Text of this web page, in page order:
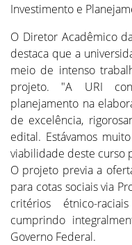
Investimento e
O Diretor Acadêmico
destaca que a
meio de intenso
projeto. "A URI
planejamento na
de excelência,
edital. Estávamos
viabilidade deste curso
O projeto previa a
para cotas sociais via
critérios étnico-
cumprindo
Governo Federal.